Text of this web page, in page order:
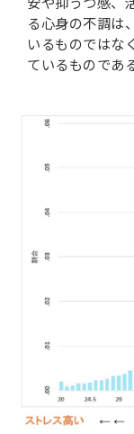
安や抑うつ感、
る心身の不調は
いるものではな
ているものであ